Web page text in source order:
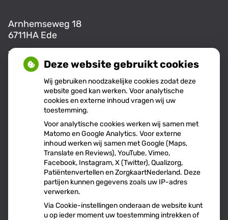
Arnhemseweg 18
6711HA Ede
Tel:
0318-255555
E-mail: info@aw18.nl
Openingstijden
Maandag:
08.00 - 17.00
Dinsdag:
08:00 - 17:00
Donderdag:
09.00 - 14:00
Deze website gebruikt cookies
Wij gebruiken noodzakelijke cookies zodat deze
website goed kan werken. Voor analytische
cookies en externe inhoud vragen wij uw
toestemming.
Voor analytische cookies werken wij samen met
Matomo en Google Analytics. Voor externe
inhoud werken wij samen met Google (Maps,
Translate en Reviews), YouTube, Vimeo,
Facebook, Instagram, X (Twitter), Qualizorg,
Patiëntenvertellen en ZorgkaartNederland. Deze
partijen kunnen gegevens zoals uw IP-adres
verwerken.
Via Cookie-instellingen onderaan de website kunt
u op ieder moment uw toestemming intrekken of